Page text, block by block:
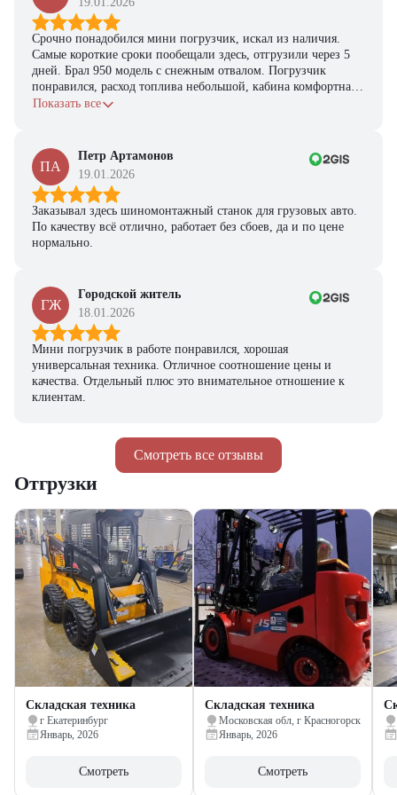
Смотреть все отзывы
Срочно понадобился мини погрузчик, искал из наличия.
Самые короткие сроки пообещали здесь, отгрузили через 5
дней. Брал 950 модель с снежным отвалом. Погрузчик
понравился, расход топлива небольшой, кабина комфортная,
с задачами справляется.
Показать все
ПА
Петр Артамонов
19.01.2026
Заказывал здесь шиномонтажный станок для грузовых авто.
По качеству всё отлично, работает без сбоев, да и по цене
нормально.
ГЖ
Городской житель
18.01.2026
Мини погрузчик в работе понравился, хорошая
универсальная техника. Отличное соотношение цены и
качества. Отдельный плюс это внимательное отношение к
клиентам.
Отгрузки
Складская техника
г Екатеринбург
Январь, 2026
Смотреть
Складская техника
Московская обл, г Красногорск
Январь, 2026
Смотреть